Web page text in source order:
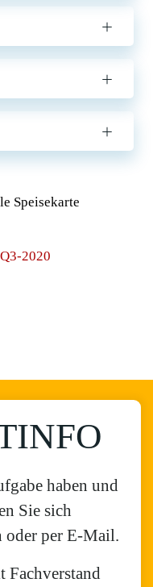
2020
haben und
Sie sich
oder per E-Mail.
Fachverstand